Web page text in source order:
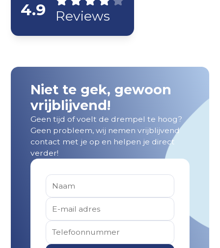
4.9 Reviews
Niet te gek, gewoon
vrijblijvend!
Geen tijd of voelt de drempel te hoog?
Geen probleem, wij nemen vrijblijvend
contact met je op en helpen je direct
verder!